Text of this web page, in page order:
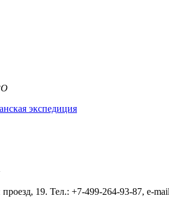
экспедиция
19. Тел.: +7-499-264-93-87, e-